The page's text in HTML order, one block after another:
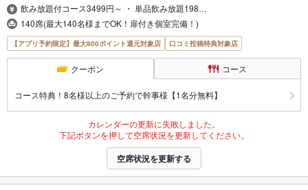
飲み放題付コース3499円～ ・ 単品飲み放題198…
140席(最大140名様までOK！扉付き個室完備！)
【アプリ予約限定】最大800ポイント還元対象店 口コミ投稿特典対象店
クーポン コース
コース特典！8名様以上のご予約で幹事様【1名分無料】
カレンダーの更新に失敗しました。
下記ボタンを押して空席状況を更新してください。
空席状況を更新する